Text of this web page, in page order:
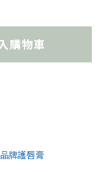
購物車